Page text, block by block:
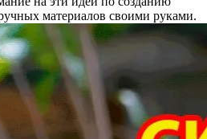
материалов своими руками.